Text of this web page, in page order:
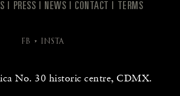
PRESS NEWS CONTACT TERMS
FB INSTA
No. 30 historic centre, CDMX.